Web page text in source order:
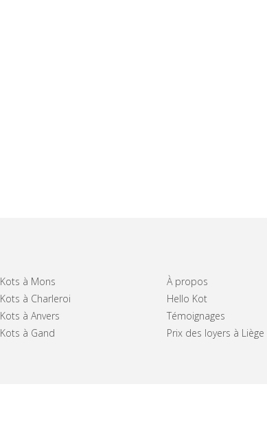
Kots à Mons
Kots à Charleroi
Kots à Anvers
Kots à Gand
À propos
Hello Kot
Témoignages
Prix des loyers à Liège